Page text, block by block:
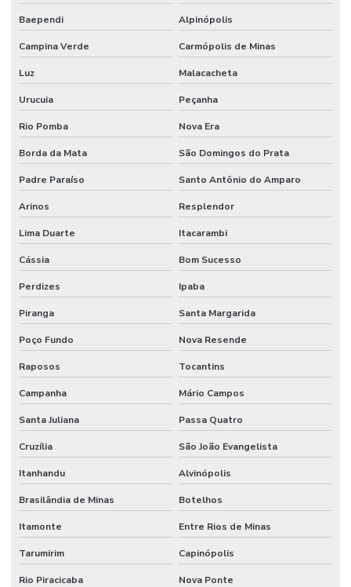
Baependi Alpinópolis
Campina Verde Carmópolis de Minas
Luz Malacacheta
Urucuia Peçanha
Rio Pomba Nova Era
Borda da Mata São Domingos do Prata
Padre Paraíso Santo Antônio do Amparo
Arinos Resplendor
Lima Duarte Itacarambi
Cássia Bom Sucesso
Perdizes Ipaba
Piranga Santa Margarida
Poço Fundo Nova Resende
Raposos Tocantins
Campanha Mário Campos
Santa Juliana Passa Quatro
Cruzília São João Evangelista
Itanhandu Alvinópolis
Brasilândia de Minas Botelhos
Itamonte Entre Rios de Minas
Tarumirim Capinópolis
Rio Piracicaba Nova Ponte